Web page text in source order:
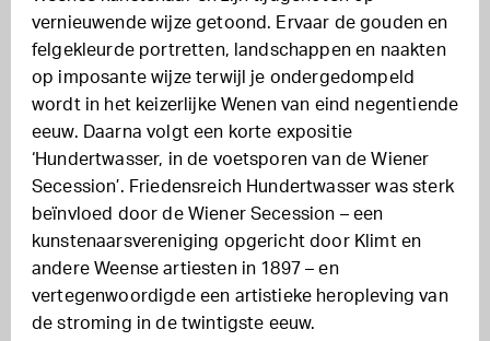
vernieuwende wijze getoond. Ervaar de gouden en
felgekleurde portretten, landschappen en naakten
op imposante wijze terwijl je ondergedompeld
wordt in het keizerlijke Wenen van eind negentiende
eeuw. Daarna volgt een korte expositie
‘Hundertwasser, in de voetsporen van de Wiener
Secession’. Friedensreich Hundertwasser was sterk
beïnvloed door de Wiener Secession – een
kunstenaarsvereniging opgericht door Klimt en
andere Weense artiesten in 1897 – en
vertegenwoordigde een artistieke heropleving van
de stroming in de twintigste eeuw.